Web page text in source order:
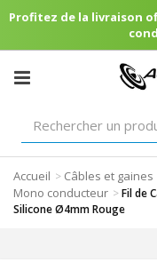
Profitez de la livraison
Accueil > Câbles et gaines
Mono conducteur >Fil de
Silicone Ø4mm Rouge